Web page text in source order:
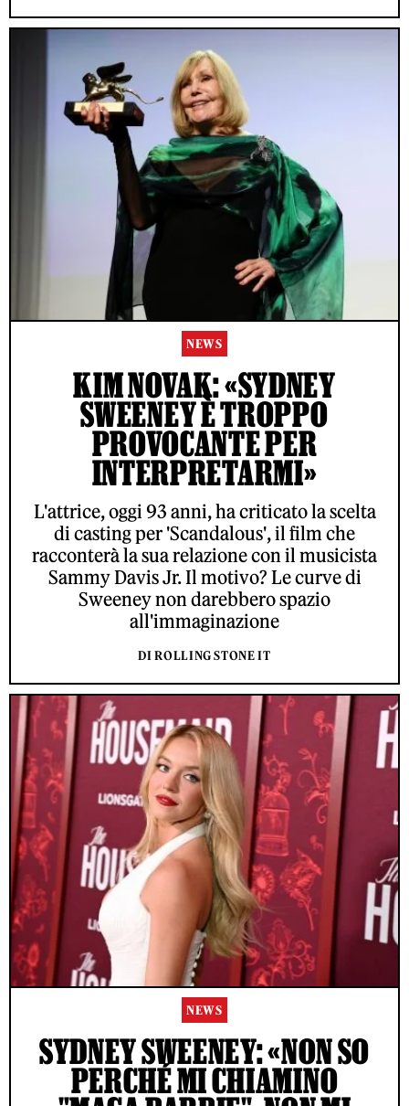
NEWS
KIM NOVAK: «SYDNEY
SWEENEY È TROPPO
PROVOCANTE PER
INTERPRETARMI»
L'attrice, oggi 93 anni, ha criticato la scelta
di casting per 'Scandalous', il film che
racconterà la sua relazione con il musicista
Sammy Davis Jr. Il motivo? Le curve di
Sweeney non darebbero spazio
all'immaginazione
DI ROLLING STONE IT
NEWS
SYDNEY SWEENEY: «NON SO
PERCHÉ MI CHIAMINO